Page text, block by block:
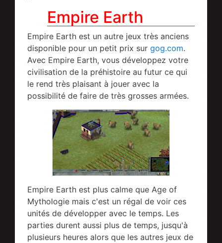
Empire Earth
Empire Earth est un autre jeux très anciens
disponible pour un petit prix sur gog.com.
Avec Empire Earth, vous développez votre
civilisation de la préhistoire au futur ce qui
le rend très plaisant à jouer avec la
possibilité de faire de très grosses armées.
Empire Earth est plus calme que Age of
Mythologie mais c'est un régal de voir ces
unités de développer avec le temps. Les
parties durent aussi plus de temps, jusqu'à
plusieurs heures alors que les autres jeux de